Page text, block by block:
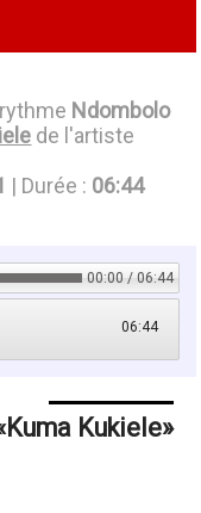
Ndombolo
de l'artiste
| Durée : 06:44
00:00 / 06:44
06:44
Kuma Kukiele